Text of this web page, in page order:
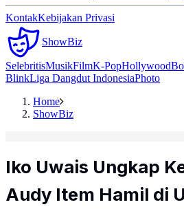
KontakKebijakan Privasi
ShowBiz
SelebritisMusikFilmK-PopHollywood
BlinkLiga Dangdut IndonesiaPhoto
Home
ShowBiz
Iko Uwais Ungkap
Audy Item Hamil di